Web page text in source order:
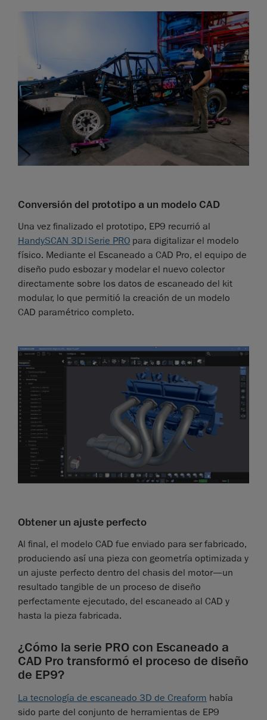
Conversión del prototipo a un modelo CAD
Una vez finalizado el prototipo, EP9 recurrió al
HandySCAN 3D|Serie PRO para digitalizar el modelo
físico. Mediante el Escaneado a CAD Pro, el equipo de
diseño pudo esbozar y modelar el nuevo colector
directamente sobre los datos de escaneado del kit
modular, lo que permitió la creación de un modelo
CAD paramétrico completo.
Obtener un ajuste perfecto
Al final, el modelo CAD fue enviado para ser fabricado,
produciendo así una pieza con geometría optimizada y
un ajuste perfecto dentro del chasis del motor—un
resultado tangible de un proceso de diseño
perfectamente ejecutado, del escaneado al CAD y
hasta la pieza fabricada.
¿Cómo la serie PRO con Escaneado a
CAD Pro transformó el proceso de diseño
de EP9?
La tecnología de escaneado 3D de Creaform había
sido parte del conjunto de herramientas de EP9